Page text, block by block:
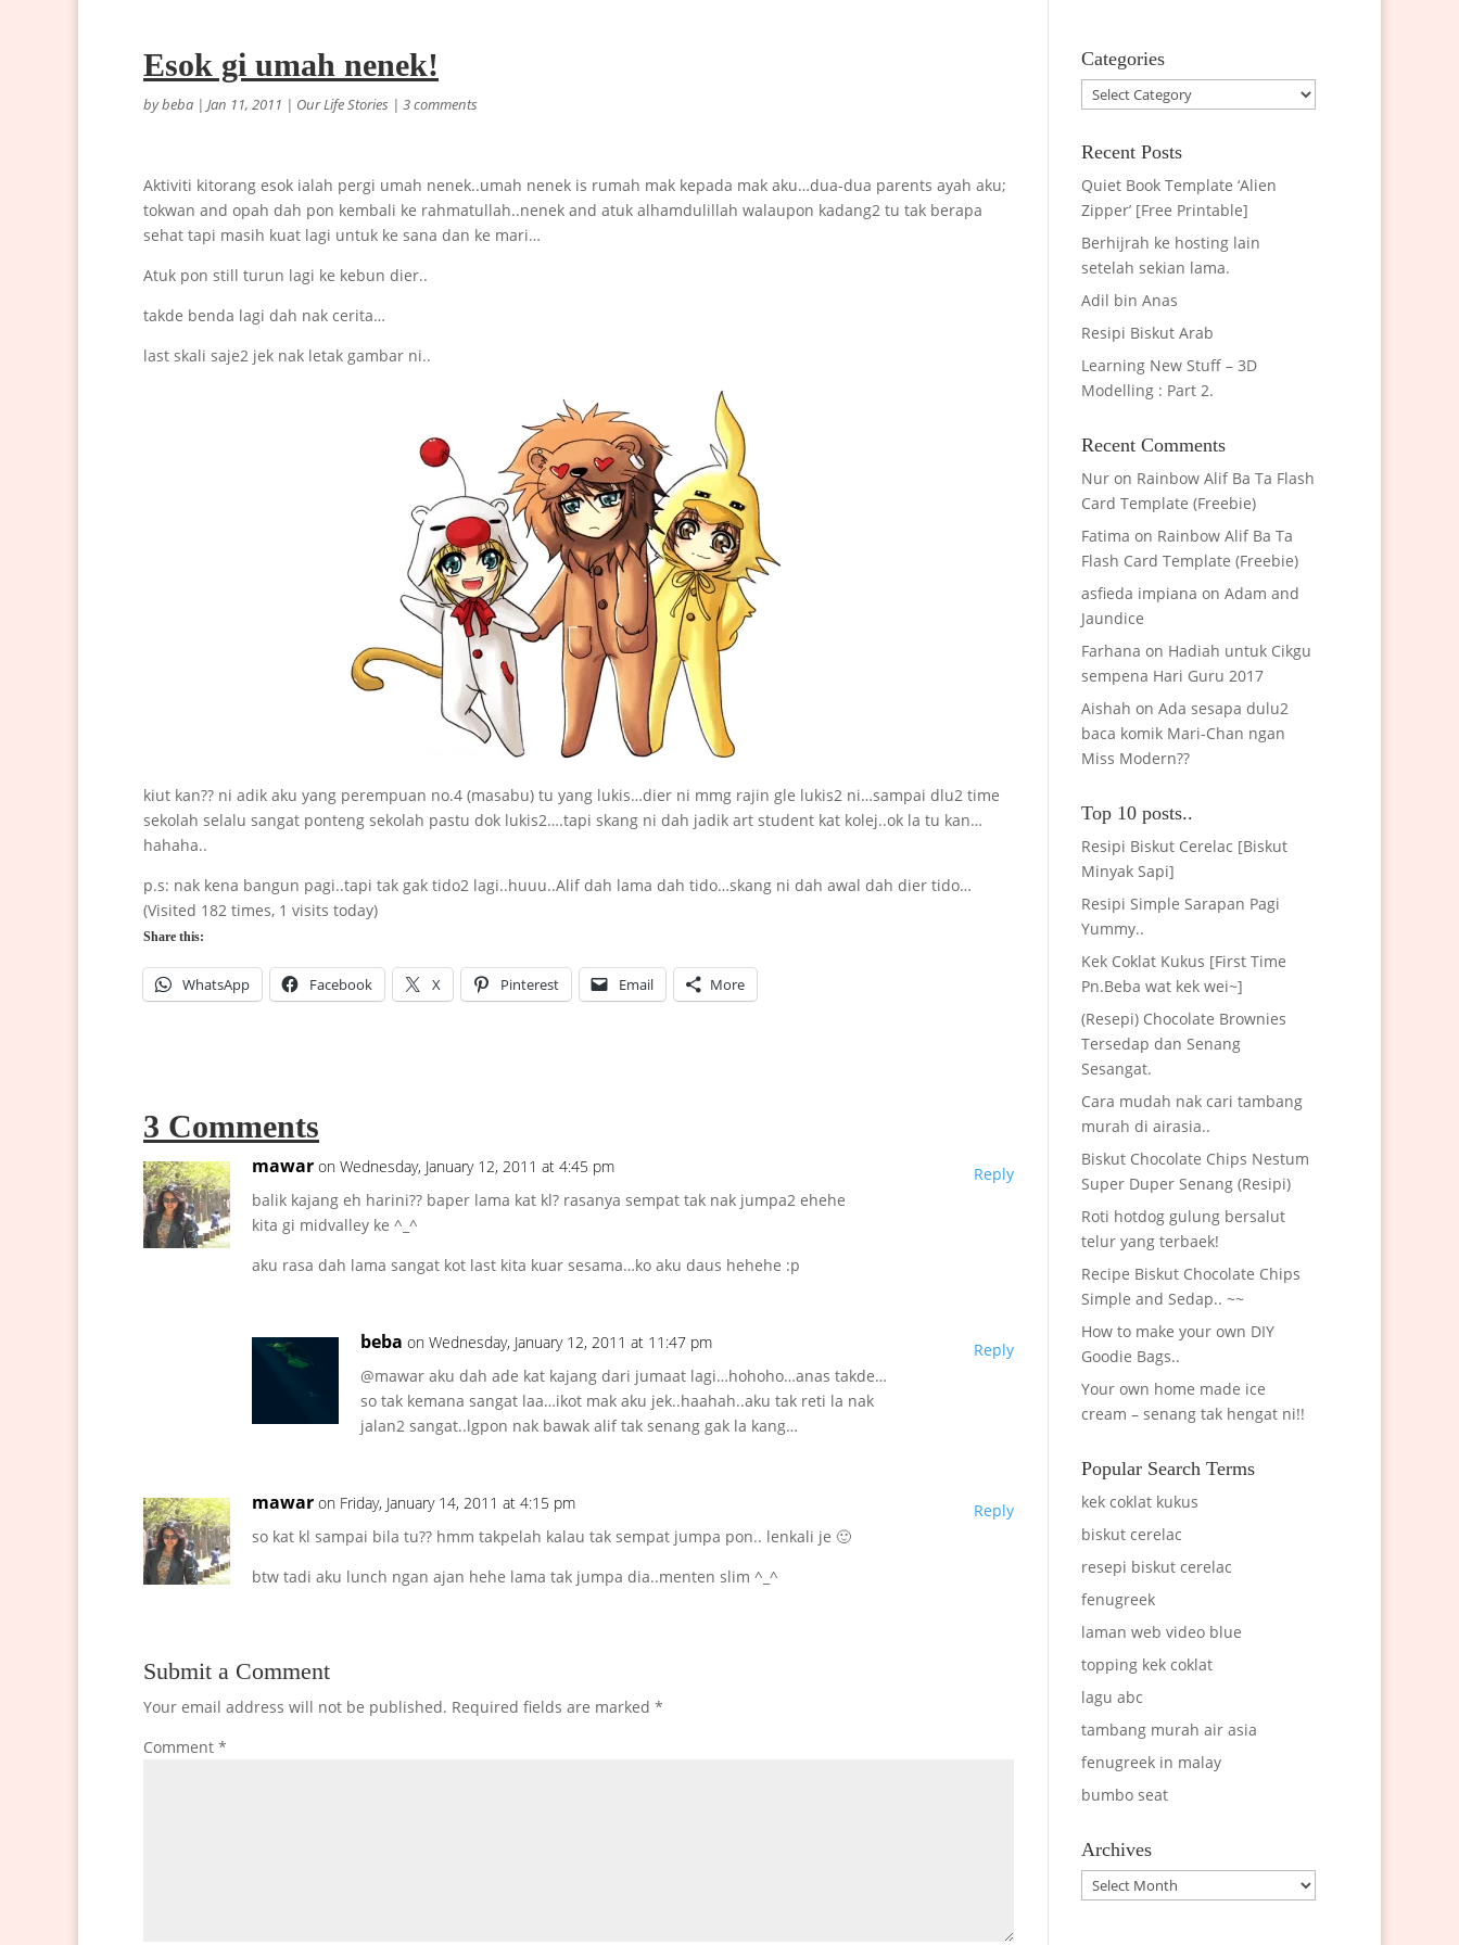
Esok gi umah nenek!
bybeba | Jan 11, 2011 | Our Life Stories | 3 comments
Aktiviti kitorang esok ialah pergi umah nenek..umah nenek is rumah mak kepada mak aku…dua-dua parents ayah aku;
tokwan and opah dah pon kembali ke rahmatullah..nenek and atuk alhamdulillah walaupon kadang2 tu tak berapa
sehat tapi masih kuat lagi untuk ke sana dan ke mari…
Atuk pon still turun lagi ke kebun dier..
takde benda lagi dah nak cerita…
last skali saje2 jek nak letak gambar ni..
kiut kan?? ni adik aku yang perempuan no.4 (masabu) tu yang lukis…dier ni mmg rajin gle lukis2 ni…sampai dlu2 time
sekolah selalu sangat ponteng sekolah pastu dok lukis2….tapi skang ni dah jadik art student kat kolej..ok la tu kan…
hahaha..
p.s: nak kena bangun pagi..tapi tak gak tido2 lagi..huuu..Alif dah lama dah tido…skang ni dah awal dah dier tido…
(Visited 182 times, 1 visits today)
Share this:
WhatsApp Facebook X Pinterest Email More
3 Comments
mawar on Wednesday, January 12, 2011 at 4:45 pm
balik kajang eh harini?? baper lama kat kl? rasanya sempat tak nak jumpa2 ehehe
kita gi midvalley ke ^_^
aku rasa dah lama sangat kot last kita kuar sesama…ko aku daus hehehe :p
Reply
beba on Wednesday, January 12, 2011 at 11:47 pm
@mawar aku dah ade kat kajang dari jumaat lagi…hohoho…anas takde…
so tak kemana sangat laa…ikot mak aku jek..haahah..aku tak reti la nak
jalan2 sangat..lgpon nak bawak alif tak senang gak la kang…
Reply
mawar on Friday, January 14, 2011 at 4:15 pm
so kat kl sampai bila tu?? hmm takpelah kalau tak sempat jumpa pon.. lenkali je 🙂
btw tadi aku lunch ngan ajan hehe lama tak jumpa dia..menten slim ^_^
Reply
Submit a Comment
Your email address will not be published. Required fields are marked *
Comment *
Categories
Categories
Recent Posts
Quiet Book Template ‘Alien
Zipper’ [Free Printable]
Berhijrah ke hosting lain
setelah sekian lama.
Adil bin Anas
Resipi Biskut Arab
Learning New Stuff – 3D
Modelling : Part 2.
Recent Comments
Nur on Rainbow Alif Ba Ta Flash
Card Template (Freebie)
Fatima on Rainbow Alif Ba Ta
Flash Card Template (Freebie)
asfieda impiana onAdam and
Jaundice
Farhana on Hadiah untuk Cikgu
sempena Hari Guru 2017
Aishah onAda sesapa dulu2
baca komik Mari-Chan ngan
Miss Modern??
Top 10 posts..
Resipi Biskut Cerelac [Biskut
Minyak Sapi]
Resipi Simple Sarapan Pagi
Yummy..
Kek Coklat Kukus [First Time
Pn.Beba wat kek wei~]
(Resepi) Chocolate Brownies
Tersedap dan Senang
Sesangat.
Cara mudah nak cari tambang
murah di airasia..
Biskut Chocolate Chips Nestum
Super Duper Senang (Resipi)
Roti hotdog gulung bersalut
telur yang terbaek!
Recipe Biskut Chocolate Chips
Simple and Sedap.. ~~
How to make your own DIY
Goodie Bags..
Your own home made ice
cream – senang tak hengat ni!!
Popular Search Terms
kek coklat kukus
biskut cerelac
resepi biskut cerelac
fenugreek
laman web video blue
topping kek coklat
lagu abc
tambang murah air asia
fenugreek in malay
bumbo seat
Archives
Archives